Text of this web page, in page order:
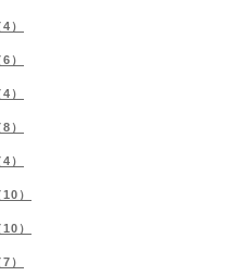
）
）
）
）
）
）
）
）